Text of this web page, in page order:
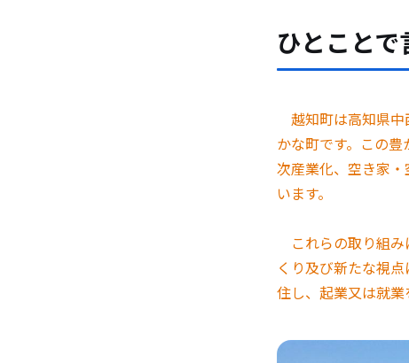
ひとこと
越知町は高知県中
かな町です。この
次産業化、空き家
います。
これらの取り組み
くり及び新たな視
住し、起業又は就業